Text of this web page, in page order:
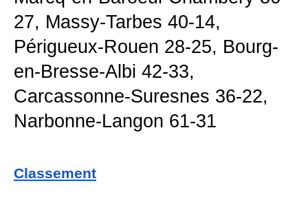
27, Massy-Tarbes 40-14,
Périgueux-Rouen 28-25, Bourg-
en-Bresse-Albi 42-33,
Carcassonne-Suresnes 36-22,
Narbonne-Langon 61-31
Classement